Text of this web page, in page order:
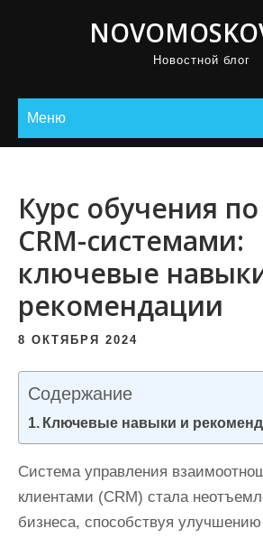
Новостной блог
Меню
Курс обучения
CRM-системами:
ключевые
рекомендации
8 ОКТЯБРЯ 2024
Содержание
Ключевые навыки и
Система управления
клиентами (CRM) стала
бизнеса, способствуя